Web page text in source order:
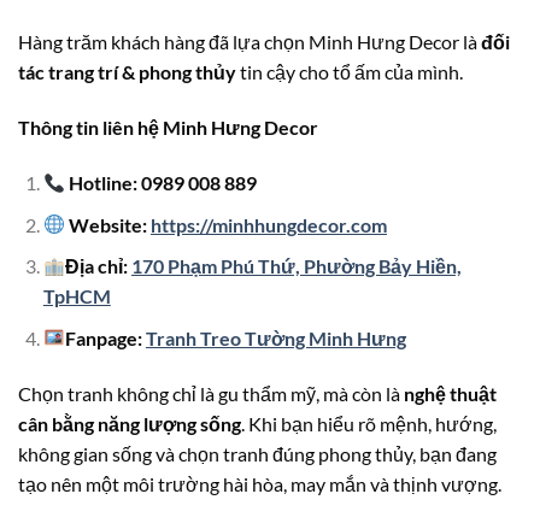
Hàng trăm khách hàng đã lựa chọn Minh Hưng Decor làđối
tác trang trí & phong thủytin cậy cho tổ ấm của mình.
Thông tin liên hệ Minh Hưng Decor
Hotline: 0989 008 889
Website: https://minhhungdecor.com
Địa chỉ: 170 Phạm Phú Thứ, Phường Bảy Hiền,
TpHCM
Fanpage:Tranh Treo Tường Minh Hưng
Chọn tranh không chỉ là gu thẩm mỹ, mà còn là nghệ thuật
cân bằng năng lượng sống . Khi bạn hiểu rõ mệnh, hướng,
không gian sống và chọn tranh đúng phong thủy, bạn đang
tạo nên một môi trường hài hòa, may mắn và thịnh vượng.